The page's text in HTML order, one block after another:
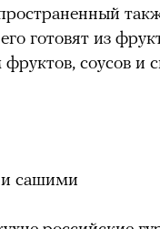
готовят из
соусов и
сашими